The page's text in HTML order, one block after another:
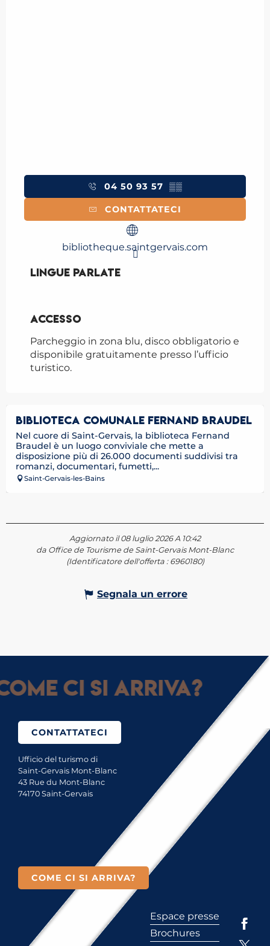
04 50 93 57 ▒▒
CONTATTATECI
bibliotheque.saintgervais.com
Lingue parlate
Lingue parlate
Accesso
Accesso
Parcheggio in zona blu, disco obbligatorio e
disponibile gratuitamente presso l’ufficio
turistico.
BIBLIOTECA COMUNALE FERNAND BRAUDEL
Nel cuore di Saint-Gervais, la biblioteca Fernand
Braudel è un luogo conviviale che mette a
disposizione più di 26.000 documenti suddivisi tra
romanzi, documentari, fumetti,...
Saint-Gervais-les-Bains
Aggiornato il 08 luglio 2026 A 10:42
da Office de Tourisme de Saint-Gervais Mont-Blanc
(Identificatore dell'offerta : 6960180)
Segnala un errore
ci si arriva?
CONTATTATECI
Ufficio del turismo di
Saint-Gervais Mont-Blanc
43 Rue du Mont-Blanc
74170 Saint-Gervais
COME CI SI ARRIVA?
Espace presse
Brochures